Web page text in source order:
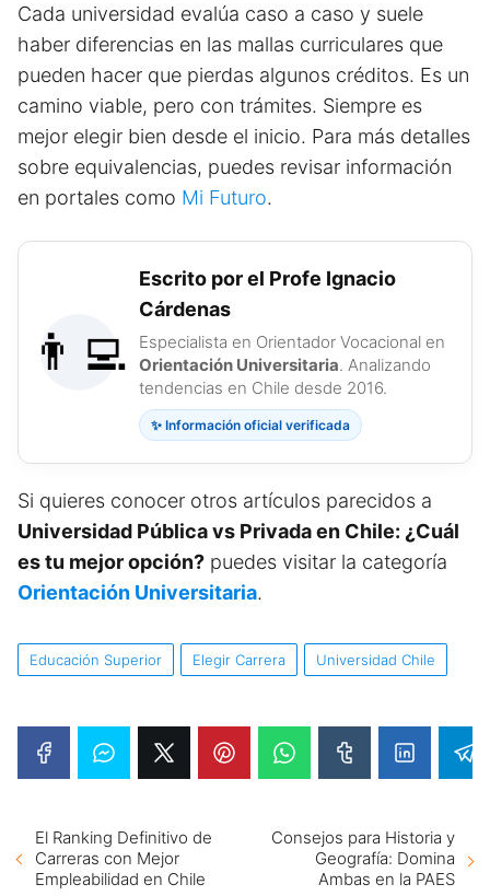
Cada universidad evalúa caso a caso y suele
haber diferencias en las mallas curriculares que
pueden hacer que pierdas algunos créditos. Es un
camino viable, pero con trámites. Siempre es
mejor elegir bien desde el inicio. Para más detalles
sobre equivalencias, puedes revisar información
en portales como Mi Futuro.
👨‍💻
Escrito por el Profe Ignacio
Cárdenas
Especialista en Orientador Vocacional en
Orientación Universitaria. Analizando
tendencias en Chile desde 2016.
✨ Información oficial verificada
Si quieres conocer otros artículos parecidos a
Universidad Pública vs Privada en Chile: ¿Cuál
es tu mejor opción? puedes visitar la categoría
Orientación Universitaria.
Educación Superior Elegir Carrera Universidad Chile
El Ranking Definitivo de
Carreras con Mejor
Empleabilidad en Chile
Consejos para Historia y
Geografía: Domina
Ambas en la PAES